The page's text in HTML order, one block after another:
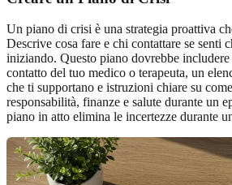
Un piano di crisi è una strategia proattiva
Descrive cosa fare e chi contattare se senti
iniziando. Questo piano dovrebbe
contatto del tuo medico o terapeuta, un
che ti supportano e istruzioni chiare su
responsabilità, finanze e salute durante un
piano in atto elimina le incertezze durante